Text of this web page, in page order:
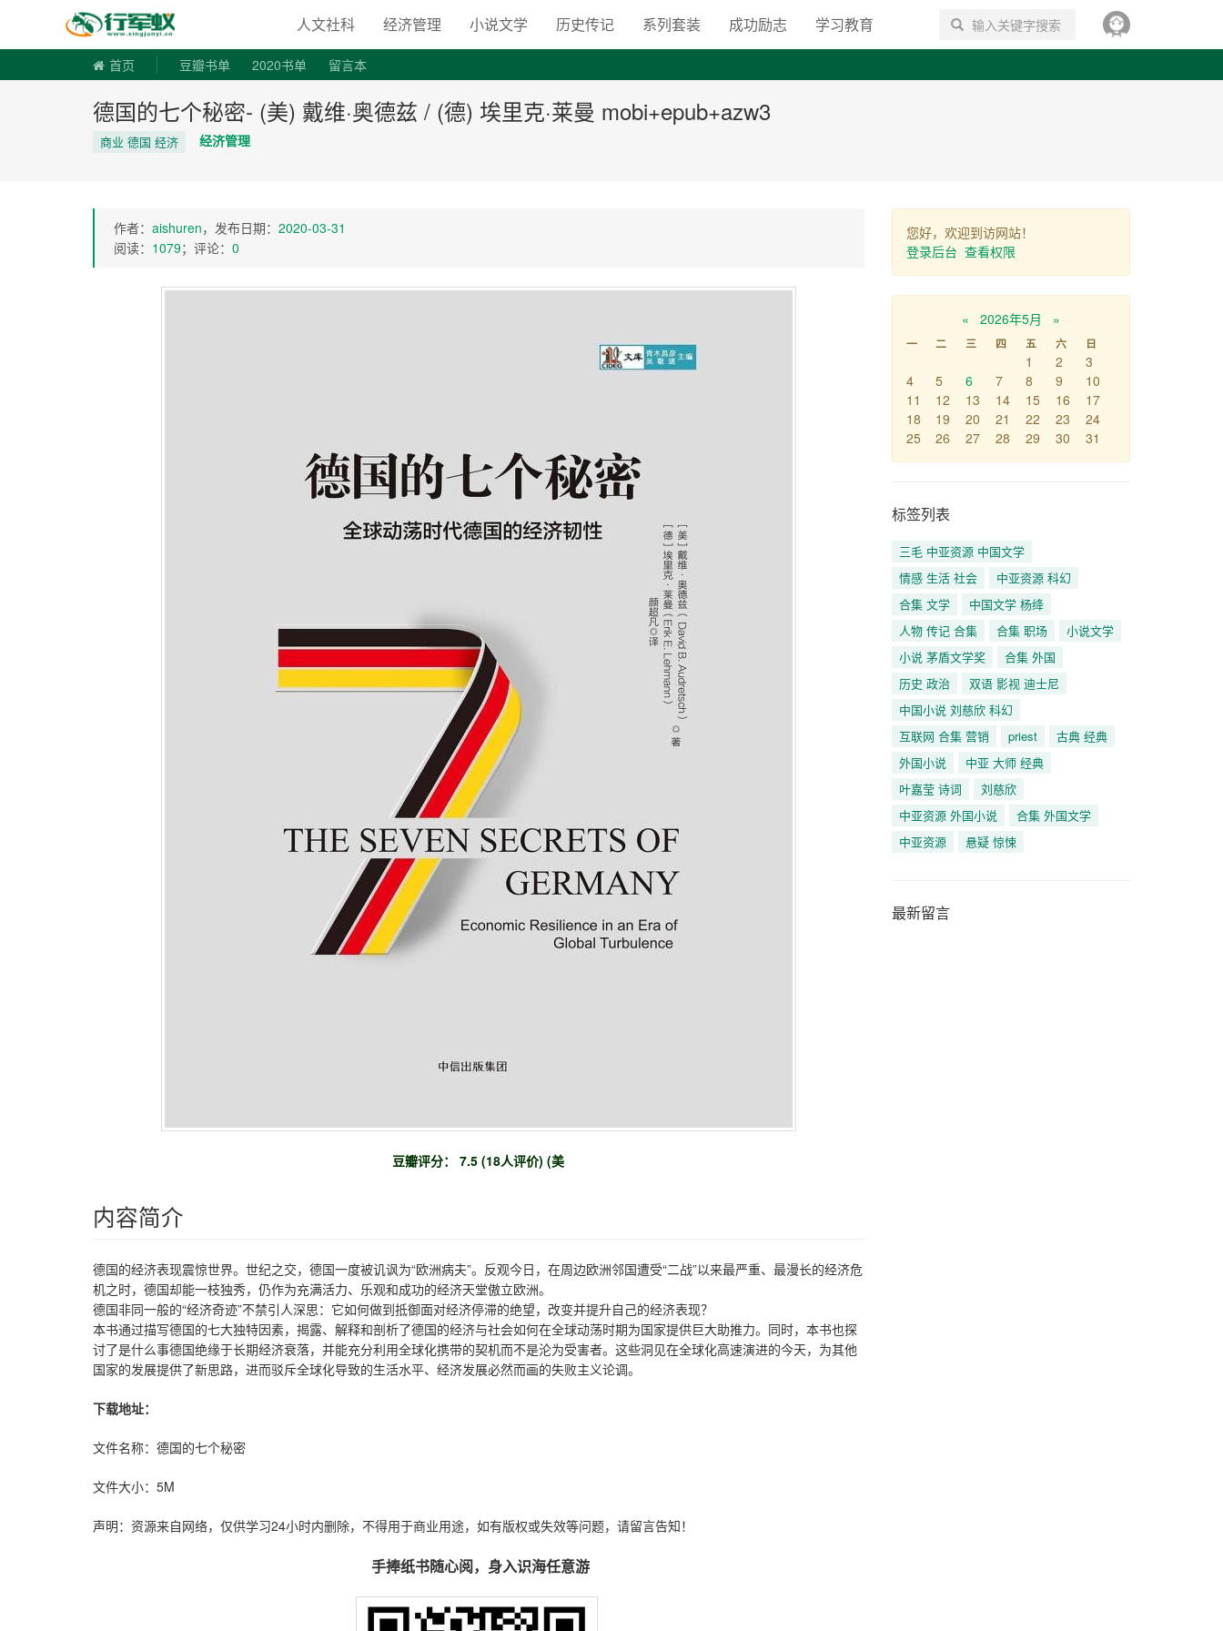
寻书令|走向自由之路
人文社科 经济管理 小说文学 历史传记 系列套装 成功励志 学习教育 搜索
首页 豆瓣书单 2020书单 留言本
德国的七个秘密- (美) 戴维·奥德兹 / (德) 埃里克·莱曼 mobi+epub+azw3
商业 德国 经济 经济管理
作者： aishuren，发布日期： 2020-03-31
阅读： 1079；评论： 0
豆瓣评分： 7.5 (18人评价) (美
内容简介
德国的经济表现震惊世界。世纪之交，德国一度被讥讽为“欧洲病夫”。反观今日，在周边欧洲邻国遭受“二战”以来最严重、最漫长的经济危
机之时，德国却能一枝独秀，仍作为充满活力、乐观和成功的经济天堂傲立欧洲。
德国非同一般的“经济奇迹”不禁引人深思：它如何做到抵御面对经济停滞的绝望，改变并提升自己的经济表现？
本书通过描写德国的七大独特因素，揭露、解释和剖析了德国的经济与社会如何在全球动荡时期为国家提供巨大助推力。同时，本书也探
讨了是什么事德国绝缘于长期经济衰落，并能充分利用全球化携带的契机而不是沦为受害者。这些洞见在全球化高速演进的今天，为其他
国家的发展提供了新思路，进而驳斥全球化导致的生活水平、经济发展必然而画的失败主义论调。
下载地址：
文件名称：德国的七个秘密
文件大小：5M
声明：资源来自网络，仅供学习24小时内删除，不得用于商业用途，如有版权或失效等问题，请留言告知！
手捧纸书随心阅，身入识海任意游
您好，欢迎到访网站！
登录后台 查看权限
« 2026年5月 »
一 二 三 四 五 六 日
1 2
3
4
5 6 7 8 9
10
11
12 13 14 15 16
17
18
19 20 21 22 23
24
25
26 27 28 29 30 31
标签列表
三毛 中亚资源 中国文学
情感 生活 社会
中亚资源 科幻
合集 文学
中国文学 杨绛
人物 传记 合集
合集 职场
小说文学
小说 茅盾文学奖
合集 外国
历史 政治
双语 影视 迪士尼
中国小说 刘慈欣 科幻
互联网 合集 营销
priest
古典 经典
外国小说
中亚 大师 经典
叶嘉莹 诗词
刘慈欣
中亚资源 外国小说
合集 外国文学
中亚资源
悬疑 惊悚
最新留言